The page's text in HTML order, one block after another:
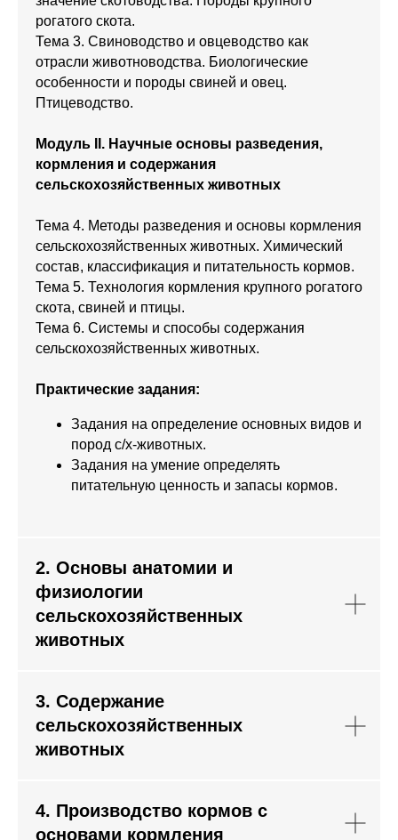
рогатого скота.
Тема 3. Свиноводство и овцеводство как
отрасли животноводства. Биологические
особенности и породы свиней и овец.
Птицеводство.
Модуль II. Научные основы разведения,
кормления и содержания
сельскохозяйственных животных
Тема 4. Методы разведения и основы кормления
сельскохозяйственных животных. Химический
состав, классификация и питательность кормов.
Тема 5. Технология кормления крупного рогатого
скота, свиней и птицы.
Тема 6. Системы и способы содержания
сельскохозяйственных животных.
Практические задания:
Задания на определение основных видов и
пород с/х-животных.
Задания на умение определять
питательную ценность и запасы кормов.
2. Основы анатомии и
физиологии
сельскохозяйственных
животных
3. Содержание
сельскохозяйственных
животных
4. Производство кормов с
основами кормления